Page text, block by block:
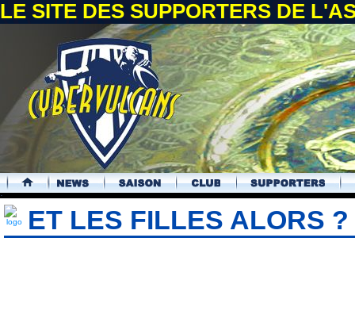
LE SITE DES SUPPORTERS DE
.
ET LES FILLES ALORS ?